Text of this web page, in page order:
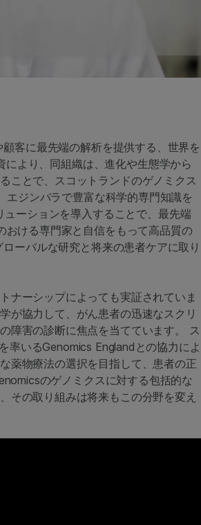
客に最先端の解析を提供する、世界を
より、同組織は、進化や生態学から
ことで、スコットランドのゲノミクス
ジンバラで豊富な科学的専門知識を
ーションを導入することで、最先端
ける専門家と自信をもって高品質の
ーバルな研究と将来の患者ケアに取り
ナーシップによっても実証されていま
が協力して、がん患者の迅速なスクリ
障害の診断に焦点を当てています。 ス
率いるGenomics Englandとの協力によ
薬物療法の選択を目指して、患者の正
のゲノミクスに対する包括的な
その取り組みは将来もこの分野を変え